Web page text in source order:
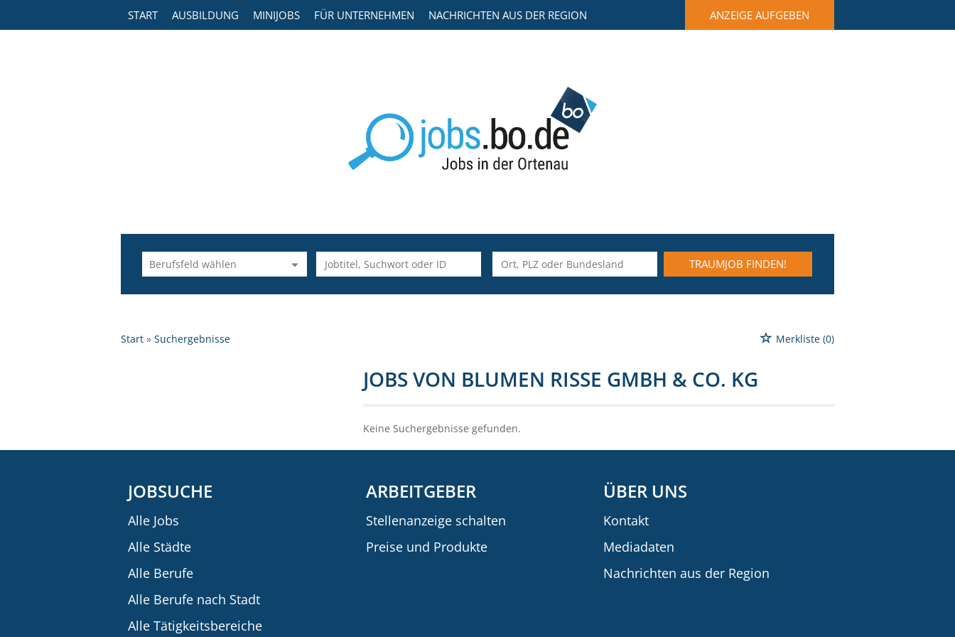
START AUSBILDUNG MINIJOBS FÜR UNTERNEHMEN NACHRICHTEN AUS DER REGION ANZEIGE AUFGEBEN
TRAUMJOB FINDEN!
Start Suchergebnisse Merkliste (0)
JOBS VON BLUMEN RISSE GMBH & CO. KG
Keine Suchergebnisse gefunden.
JOBSUCHE
Alle Jobs
Alle Städte
Alle Berufe
Alle Berufe nach Stadt
Alle Tätigkeitsbereiche
ARBEITGEBER
Stellenanzeige schalten
Preise und Produkte
ÜBER UNS
Kontakt
Mediadaten
Nachrichten aus der Region